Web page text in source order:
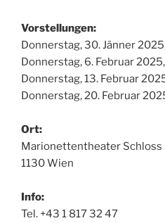
Vorstellungen:
Donnerstag, 30. Jänner
Donnerstag, 6. Februar
Donnerstag, 13. Februar
Donnerstag, 20. Februar
Ort:
Marionettentheater
1130 Wien
Info:
Tel. +43 1 817 32 47